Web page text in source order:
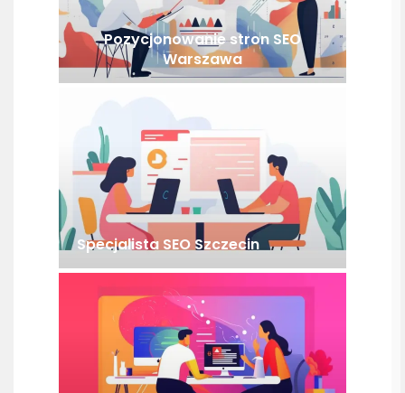
Pozycjonowanie stron SEO
Warszawa
Specjalista SEO Szczecin